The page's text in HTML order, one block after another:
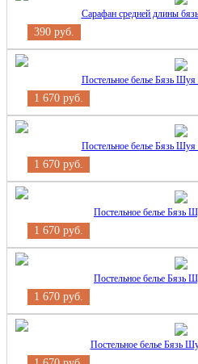
Сарафан средней длины
390 руб.
Постельное белье Бязь
1 670 руб.
Постельное белье Бязь
1 670 руб.
Постельное белье Бязь
1 670 руб.
Постельное белье Бязь
1 670 руб.
Постельное белье Бязь